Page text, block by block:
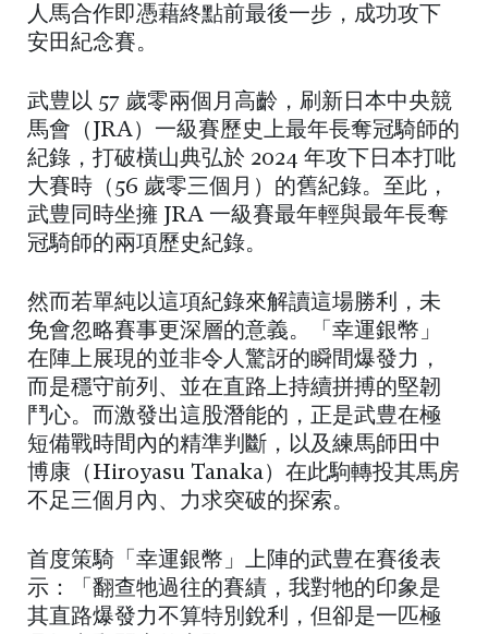
人馬合作即憑藉終點前最後一步，成功攻下
安田紀念賽。
武豊以 57 歲零兩個月高齡，刷新日本中央競
馬會（JRA）一級賽歷史上最年長奪冠騎師的
紀錄，打破橫山典弘於 2024 年攻下日本打吡
大賽時（56 歲零三個月）的舊紀錄。至此，
武豊同時坐擁 JRA 一級賽最年輕與最年長奪
冠騎師的兩項歷史紀錄。
然而若單純以這項紀錄來解讀這場勝利，未
免會忽略賽事更深層的意義。「幸運銀幣」
在陣上展現的並非令人驚訝的瞬間爆發力，
而是穩守前列、並在直路上持續拼搏的堅韌
鬥心。而激發出這股潛能的，正是武豊在極
短備戰時間內的精準判斷，以及練馬師田中
博康（Hiroyasu Tanaka）在此駒轉投其馬房
不足三個月內、力求突破的探索。
首度策騎「幸運銀幣」上陣的武豊在賽後表
示：「翻查牠過往的賽績，我對牠的印象是
其直路爆發力不算特別銳利，但卻是一匹極